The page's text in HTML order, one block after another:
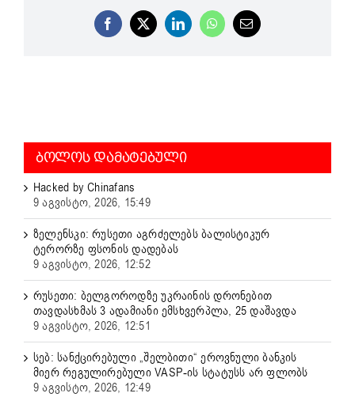
Facebook
X LinkedInWhatsApp
Email
ᲑᲝᲚᲝᲡ ᲓᲐᲛᲐᲢᲔᲑᲣᲚᲘ
Hacked by Chinafans
9 აგვისტო, 2026, 15:49
ზელენსკი: რუსეთი აგრძელებს ბალისტიკურ
ტერორზე ფსონის დადებას
9 აგვისტო, 2026, 12:52
რუსეთი: ბელგოროდზე უკრაინის დრონებით
თავდასხმას 3 ადამიანი ემსხვერპლა, 25 დაშავდა
9 აგვისტო, 2026, 12:51
სებ: სანქცირებული „შელბითი“ ეროვნული ბანკის
მიერ რეგულირებული VASP-ის სტატუსს არ ფლობს
9 აგვისტო, 2026, 12:49